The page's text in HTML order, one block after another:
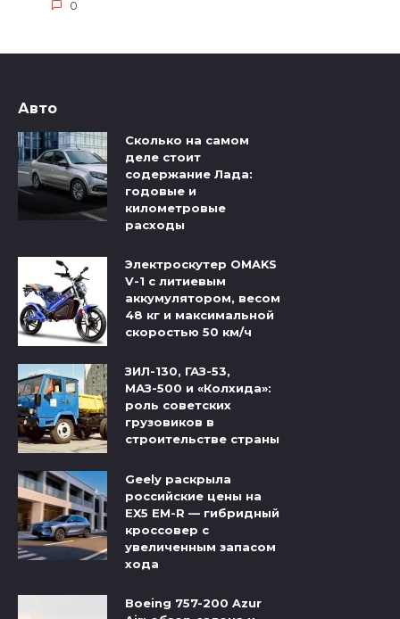
0
Авто
Сколько на самом
деле стоит
содержание Лада:
годовые и
километровые
расходы
Электроскутер OMAKS
V-1 с литиевым
аккумулятором, весом
48 кг и максимальной
скоростью 50 км/ч
ЗИЛ-130, ГАЗ-53,
МАЗ-500 и «Колхида»:
роль советских
грузовиков в
строительстве страны
Geely раскрыла
российские цены на
EX5 EM-R — гибридный
кроссовер с
увеличенным запасом
хода
Boeing 757-200 Azur